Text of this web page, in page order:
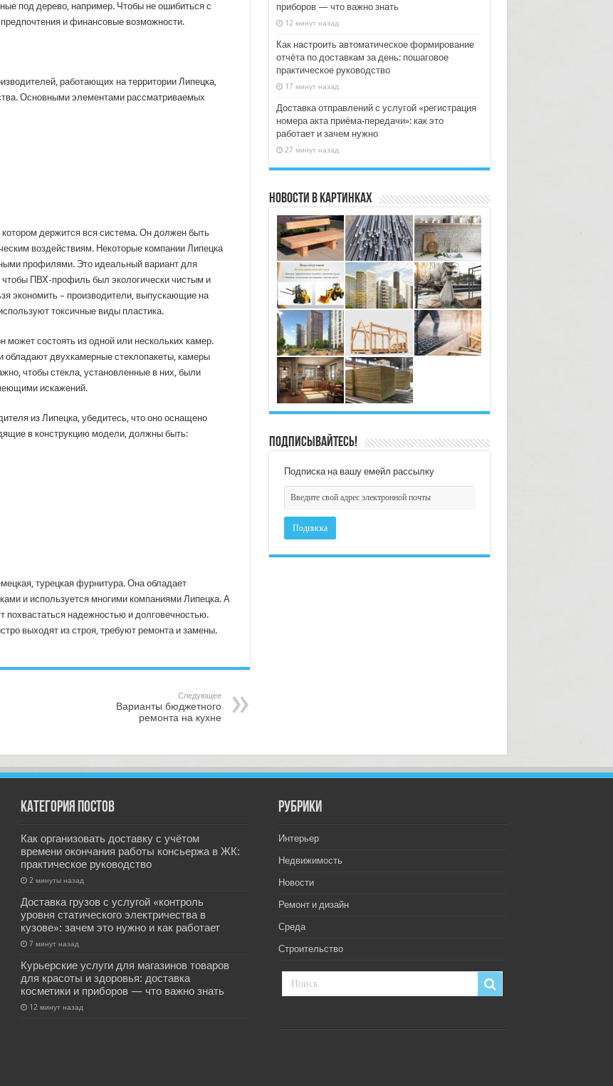
под дерево, например. Чтобы не ошибиться с
и финансовые возможности.
работающих на территории Липецка,
Основными элементами рассматриваемых
держится вся система. Он должен быть
воздействиям. Некоторые компании Липецка
профилями. Это идеальный вариант для
чтобы ПВХ-профиль был экологически чистым и
экономить – производители, выпускающие на
токсичные виды пластика.
может состоять из одной или нескольких камер.
двухкамерные стеклопакеты, камеры
чтобы стекла, установленные в них, были
искажений.
из Липецка, убедитесь, что оно оснащено
в конструкцию модели, должны быть:
турецкая фурнитура. Она обладает
и используется многими компаниями Липецка. А
похвастаться надежностью и долговечностью.
выходят из строя, требуют ремонта и замены.
Следующее
Варианты бюджетного
ремонта на кухне
приборов — что важно знать
12 минут назад
Как настроить автоматическое формирование
отчёта по доставкам за день: пошаговое
практическое руководство
17 минут назад
Доставка отправлений с услугой «регистрация
номера акта приёма‑передачи»: как это
работает и зачем нужно
27 минут назад
Новости в картинках
Подписывайтесь!
Подписка на вашу емейл рассылку
Категория постов
Как организовать доставку с учётом
времени окончания работы консьержа в ЖК:
практическое руководство
2 минуты назад
Доставка грузов с услугой «контроль
уровня статического электричества в
кузове»: зачем это нужно и как работает
7 минут назад
Курьерские услуги для магазинов товаров
для красоты и здоровья: доставка
косметики и приборов — что важно знать
12 минут назад
РУбрики
Интерьер
Недвижимость
Новости
Ремонт и дизайн
Среда
Строительство